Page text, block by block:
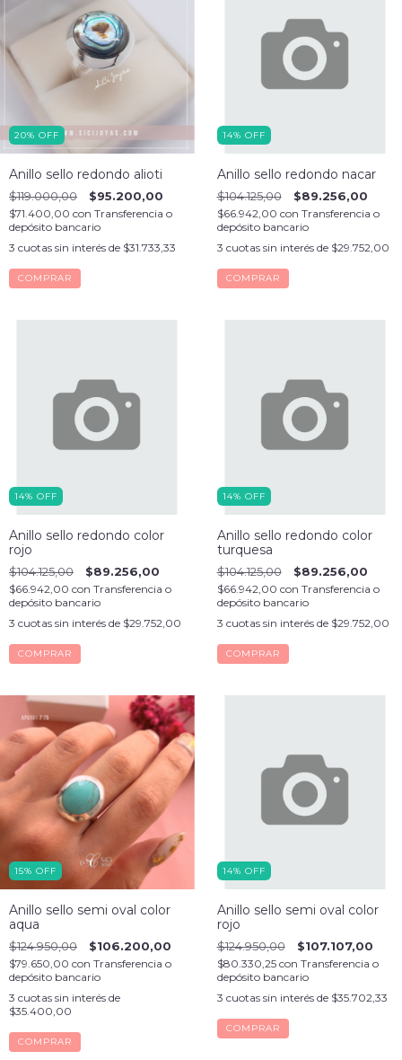
20% OFF
Anillo sello redondo alioti
$119.000,00 $95.200,00
$71.400,00 con Transferencia o
depósito bancario
3 cuotas sin interés de $31.733,33
COMPRAR
14% OFF
Anillo sello redondo nacar
$104.125,00 $89.256,00
$66.942,00 con Transferencia o
depósito bancario
3 cuotas sin interés de $29.752,00
COMPRAR
14% OFF
Anillo sello redondo color
rojo
$104.125,00 $89.256,00
$66.942,00 con Transferencia o
depósito bancario
3 cuotas sin interés de $29.752,00
COMPRAR
14% OFF
Anillo sello redondo color
turquesa
$104.125,00 $89.256,00
$66.942,00 con Transferencia o
depósito bancario
3 cuotas sin interés de $29.752,00
COMPRAR
15% OFF
Anillo sello semi oval color
aqua
$124.950,00 $106.200,00
$79.650,00 con Transferencia o
depósito bancario
3 cuotas sin interés de
$35.400,00
COMPRAR
14% OFF
Anillo sello semi oval color
rojo
$124.950,00 $107.107,00
$80.330,25 con Transferencia o
depósito bancario
3 cuotas sin interés de $35.702,33
COMPRAR